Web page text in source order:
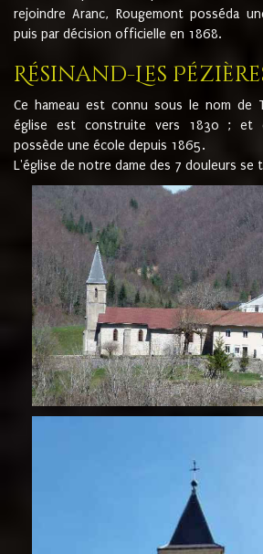
rejoindre Aranc, Rougemont posséda
puis par décision officielle en 1868.
Résinand-Les
Ce hameau est connu sous le nom de
église est construite vers 1830 ; et
possède une école depuis 1865.
L'église de notre dame des 7 douleurs se